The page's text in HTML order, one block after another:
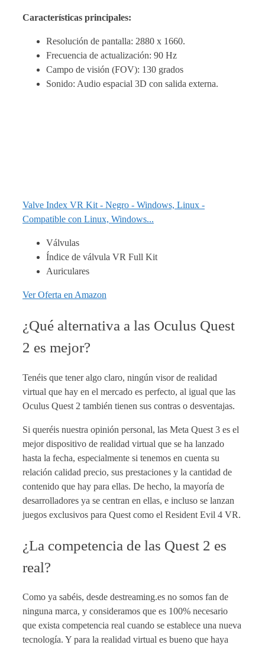
Características principales:
Resolución de pantalla: 2880 x 1660.
Frecuencia de actualización: 90 Hz
Campo de visión (FOV): 130 grados
Sonido: Audio espacial 3D con salida externa.
Valve Index VR Kit - Negro - Windows, Linux -
Compatible con Linux, Windows...
Válvulas
Índice de válvula VR Full Kit
Auriculares
Ver Oferta en Amazon
¿Qué alternativa a las Oculus Quest
2 es mejor?
Tenéis que tener algo claro, ningún visor de realidad
virtual que hay en el mercado es perfecto, al igual que las
Oculus Quest 2 también tienen sus contras o desventajas.
Si queréis nuestra opinión personal, las Meta Quest 3 es el
mejor dispositivo de realidad virtual que se ha lanzado
hasta la fecha, especialmente si tenemos en cuenta su
relación calidad precio, sus prestaciones y la cantidad de
contenido que hay para ellas. De hecho, la mayoría de
desarrolladores ya se centran en ellas, e incluso se lanzan
juegos exclusivos para Quest como el Resident Evil 4 VR.
¿La competencia de las Quest 2 es
real?
Como ya sabéis, desde destreaming.es no somos fan de
ninguna marca, y consideramos que es 100% necesario
que exista competencia real cuando se establece una nueva
tecnología. Y para la realidad virtual es bueno que haya